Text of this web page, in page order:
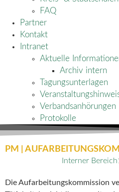
FAQ
Partner
Kontakt
Intranet
Aktuelle
Archiv intern
Tagungsunterlagen
Verbandsanhörungen
Protokolle
PM |
Interner Bereich
Die Aufarbeitungskommission